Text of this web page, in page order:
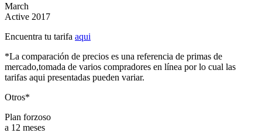
March
Active 2017
Encuentra tu tarifa aqui
*La comparación de precios es una referencia de primas de
mercado,tomada de varios compradores en línea por lo cual las
tarifas aqui presentadas pueden variar.
Otros*
Plan forzoso
a 12 meses